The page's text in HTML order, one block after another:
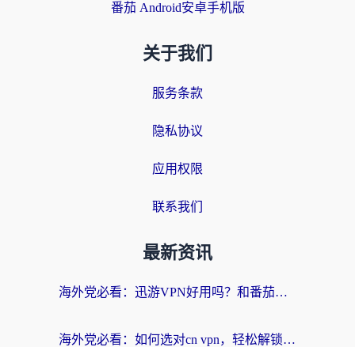
番茄 Android安卓手机版
关于我们
服务条款
隐私协议
应用权限
联系我们
最新资讯
海外党必看：迅游VPN好用吗？和番茄加速器VPN对比哪个回国效果更好？
海外党必看：如何选对cn vpn，轻松解锁国内影音游戏？